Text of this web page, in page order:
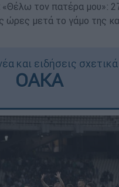
«Θέλω τον πατέρα μου»:
ώρες μετά το γάμο της
και ειδήσεις
ΟΑΚΑ